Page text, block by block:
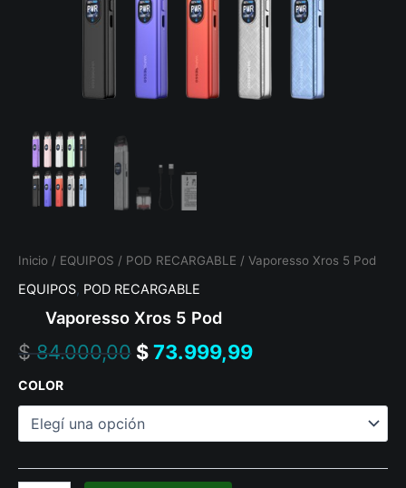
Inicio / EQUIPOS / POD RECARGABLE / Vaporesso Xros 5 Pod
EQUIPOS, POD RECARGABLE
Vaporesso Xros 5 Pod
$84.000,00 $73.999,99
COLOR